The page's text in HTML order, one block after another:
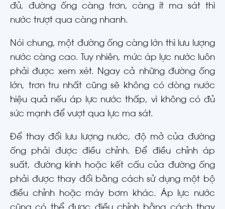
đủ, đường ống càng trơn, càng ít ma sát thì
nước trượt qua càng nhanh.
Nói chung, một đường ống càng lớn thì lưu lượng
nước càng cao. Tuy nhiên, mức áp lực nước luôn
phải được xem xét. Ngay cả những đường ống
lớn, trơn tru nhất cũng sẽ không có dòng nước
hiệu quả nếu áp lực nước thấp, vì không có đủ
sức mạnh để vượt qua lực ma sát.
Để thay đổi lưu lượng nước, độ mở của đường
ống phải được điều chỉnh. Để điều chỉnh áp
suất, đường kính hoặc kết cấu của đường ống
phải được thay đổi bằng cách sử dụng một bộ
điều chỉnh hoặc máy bơm khác. Áp lực nước